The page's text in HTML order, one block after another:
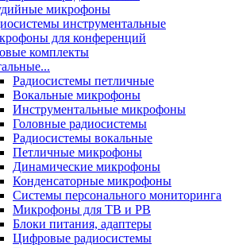
микрофоны
инструментальные
для конференций
комплекты
Радиосистемы петличные
Вокальные микрофоны
Инструментальные микрофоны
Головные радиосистемы
Радиосистемы вокальные
Петличные микрофоны
Динамические микрофоны
Конденсаторные микрофоны
Системы персонального мониторинга
Микрофоны для ТВ и РВ
Блоки питания, адаптеры
Цифровые радиосистемы